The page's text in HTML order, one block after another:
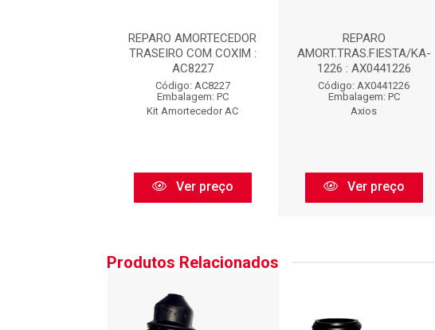
REPARO AMORTECEDOR
TRASEIRO COM COXIM :
AC8227
Código: AC8227
Embalagem: PC
Kit Amortecedor AC
Ver preço
REPARO
AMORT.TRAS.FIESTA/KA-
1226 : AX0441226
Código: AX0441226
Embalagem: PC
Axios
Ver preço
Produtos Relacionados